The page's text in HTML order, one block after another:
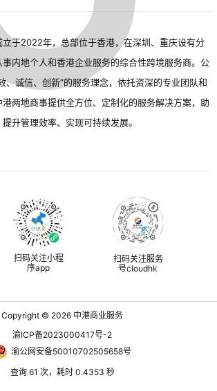
立于2022年，总部位于香港，在深圳、重庆设有分
内地个人和香港企业服务的综合性跨境服务商。公
、诚信、创新”的服务理念，依托资深的专业团队和
两地商事提供全方位、定制化的服务解决方案，助
升管理效率、实现可持续发展。
扫码关注小程
序app
扫码关注服务
号cloudhk
Copyright © 2026 中港商业服务
渝ICP备2023000417号-2
渝公网安备50010702505658号
查询 61 次，耗时 0.4353 秒